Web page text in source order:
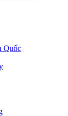
Quốc